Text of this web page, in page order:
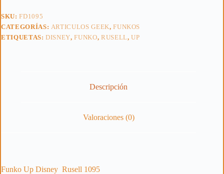
SKU:FD1095
CATEGORÍAS: ARTICULOS GEEK,FUNKOS
ETIQUETAS:DISNEY,FUNKO, RUSELL,UP
Descripción
Valoraciones (0)
Funko Up Disney Rusell 1095